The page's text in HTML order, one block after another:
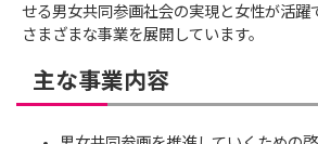
せる男女共同参画社会の実現と女性が活躍
さまざまな事業を展開しています。
主な事業内容